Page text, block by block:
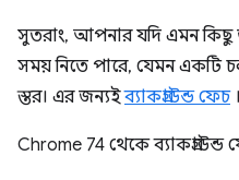
সুতরাং, আপনার যদি এমন কিছু
সময় নিতে পারে, যেমন একটি
স্তর। এর জন্যইব্যাকগ্রাউন্ড ফেচ।
Chrome 74 থেকে